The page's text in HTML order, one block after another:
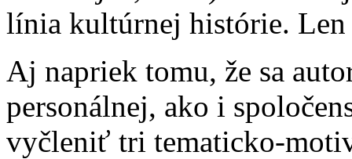
línia kultúrnej histórie. Len
Aj napriek tomu, že sa
personálnej, ako i
vyčleniť tri tematicko-